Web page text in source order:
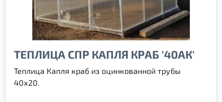
ТЕПЛИЦА СПР КАПЛЯ КРАБ '40АК'
Теплица Капля краб из оцинкованной трубы
40х20.